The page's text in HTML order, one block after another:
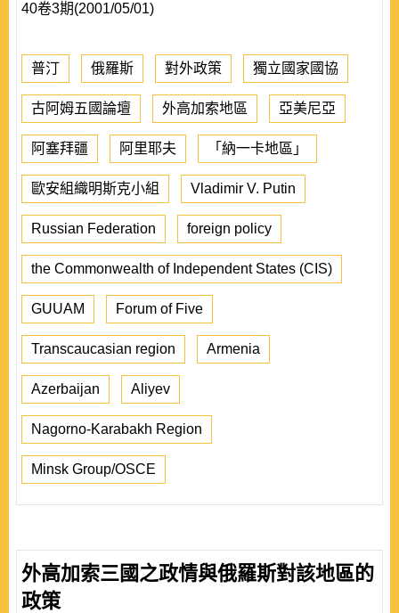
40卷3期(2001/05/01)
普汀 俄羅斯 對外政策 獨立國家國協
古阿姆五國論壇 外高加索地區 亞美尼亞
阿塞拜疆 阿里耶夫 「納一卡地區」
歐安組織明斯克小組 Vladimir V. Putin
Russian Federation foreign policy
the Commonwealth of Independent States (CIS)
GUUAM Forum of Five
Transcaucasian region Armenia
Azerbaijan Aliyev
Nagorno-Karabakh Region
Minsk Group/OSCE
外高加索三國之政情與俄羅斯對該地區的
政策